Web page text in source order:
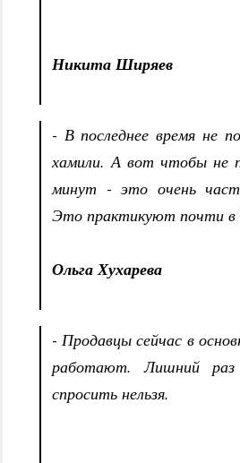
Никита Ширяев
- В последнее время не
хамили. А вот чтобы не
минут - это очень
Это практикуют почти в
Ольга Хухарева
- Продавцы сейчас в
работают. Лишний
спросить нельзя.